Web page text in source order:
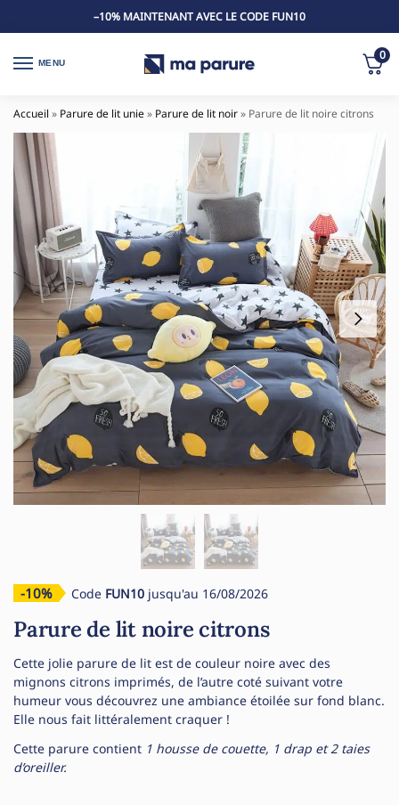
–10% MAINTENANT AVEC LE CODE FUN10
MENU
0
Accueil » Parure de lit unie» Parure de lit noir» Parure de lit noire citrons
-10% Code FUN10 jusqu'au 16/08/2026
Parure de lit noire citrons
Cette jolie parure de lit est de couleur noire avec des
mignons citrons imprimés, de l’autre coté suivant votre
humeur vous découvrez une ambiance étoilée sur fond blanc.
Elle nous fait littéralement craquer !
Cette parure contient 1 housse de couette, 1 drap et 2 taies
d’oreiller.